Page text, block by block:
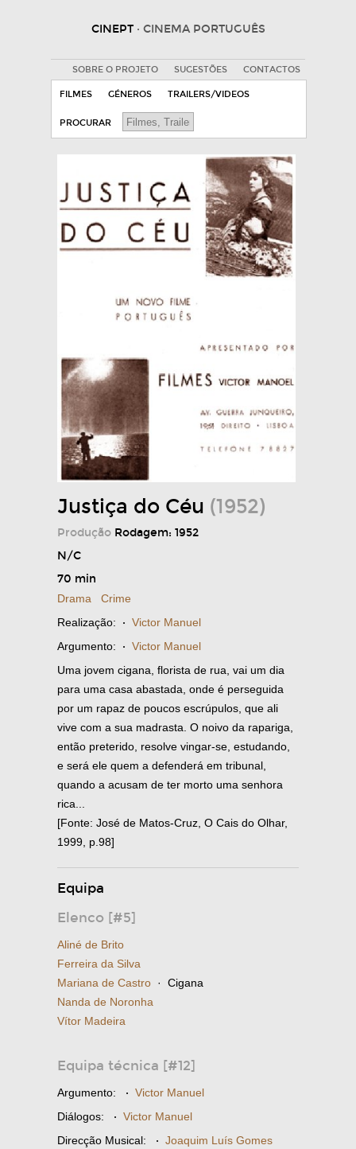
CINEPT · CINEMA PORTUGUÊS
SOBRE O PROJETO SUGESTÕES CONTACTOS
FILMES GÉNEROS TRAILERS/VIDEOS
PROCURAR
Justiça do Céu (1952)
Produção Rodagem: 1952
N/C
70 min
Drama
Crime
Realização: · Victor Manuel
Argumento: · Victor Manuel
Uma jovem cigana, florista de rua, vai um dia
para uma casa abastada, onde é perseguida
por um rapaz de poucos escrúpulos, que ali
vive com a sua madrasta. O noivo da rapariga,
então preterido, resolve vingar-se, estudando,
e será ele quem a defenderá em tribunal,
quando a acusam de ter morto uma senhora
rica...
[Fonte: José de Matos-Cruz, O Cais do Olhar,
1999, p.98]
Equipa
Elenco [#5]
Aliné de Brito
Ferreira da Silva
Mariana de Castro · Cigana
Nanda de Noronha
Vítor Madeira
Equipa técnica [#12]
Argumento: · Victor Manuel
Diálogos: · Victor Manuel
Direcção Musical: · Joaquim Luís Gomes